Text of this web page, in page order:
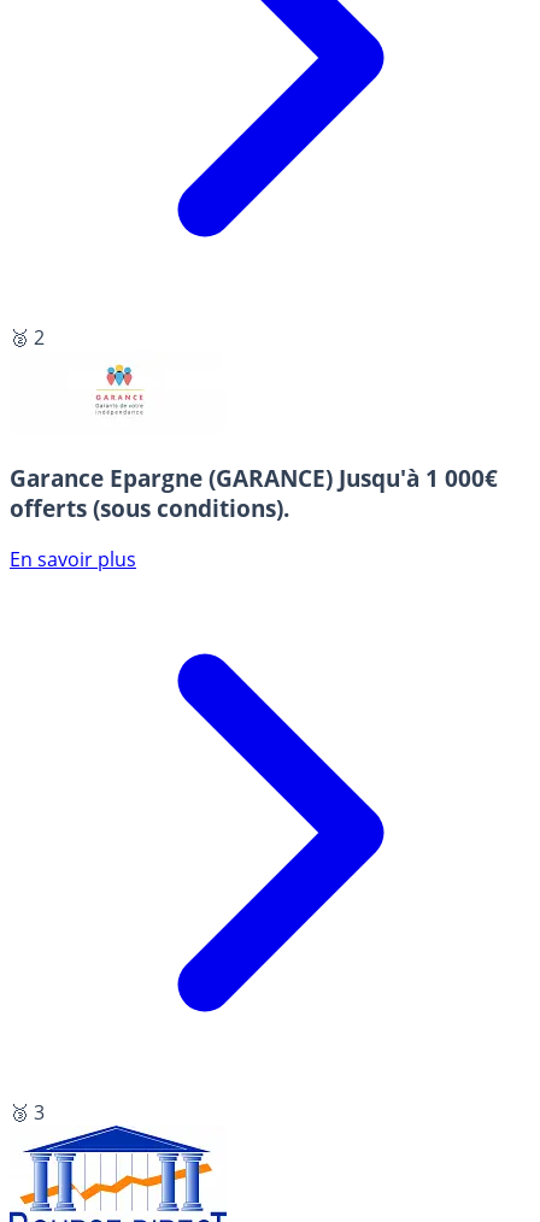
🥈 2
Garance Epargne (GARANCE) Jusqu'à 1 000€
offerts (sous conditions).
En savoir plus
🥉 3